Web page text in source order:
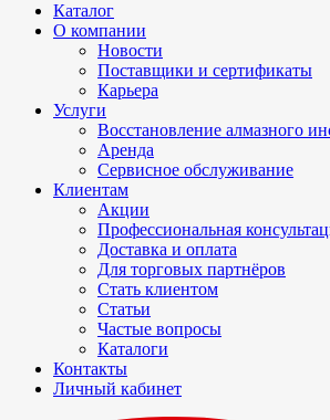
Каталог
О компании
Новости
Поставщики и сертификаты
Карьера
Услуги
Восстановление алмазного
Аренда
Сервисное обслуживание
Клиентам
Акции
Профессиональная
Доставка и оплата
Для торговых партнёров
Стать клиентом
Статьи
Частые вопросы
Каталоги
Контакты
Личный кабинет